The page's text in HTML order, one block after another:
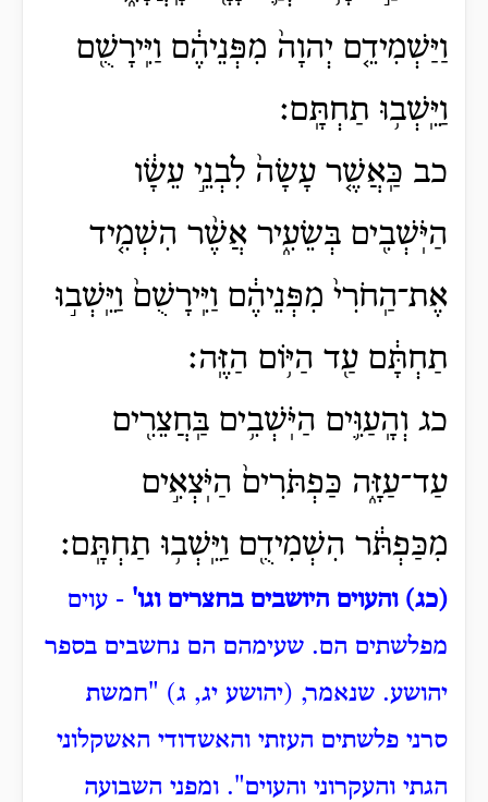
וַיַּשְׁמִידֵ֤ם יְהוָה֙ מִפְּנֵיהֶ֔ם וַיִּֽירָשֻׁ֖ם
וַיֵּֽשְׁב֥וּ תַחְתָּֽם׃
כב כַּֽאֲשֶׁ֤ר עָשָׂה֙ לִבְנֵ֣י עֵשָׂ֔ו
הַיֹּֽשְׁבִ֖ים בְּשֵׂעִ֑יר אֲשֶׁ֨ר הִשְׁמִ֤יד
אֶת־הַֽחֹרִי֙ מִפְּנֵיהֶ֔ם וַיִּֽירָשֻׁם֙ וַיֵּֽשְׁב֣וּ
תַחְתָּ֔ם עַ֖ד הַיּ֥וֹם הַזֶּֽה׃
כג וְהָֽעַוִּ֛ים הַיֹּֽשְׁבִ֥ים בַּֽחֲצֵרִ֖ים
עַד־עַזָּ֑ה כַּפְתֹּרִים֙ הַיֹּֽצְאִ֣ים
מִכַּפְתֹּ֔ר הִשְׁמִידֻ֖ם וַיֵּֽשְׁב֥וּ תַחְתָּֽם׃
(כג) והעוים היושבים בחצרים וגו' - עוים
מפלשתים הם. שעימהם הם נחשבים בספר
יהושע. שנאמר, (יהושע יג, ג) "חמשת
סרני פלשתים העזתי והאשדודי האשקלוני
הגתי והעקרוני והעוים". ומפני השבועה